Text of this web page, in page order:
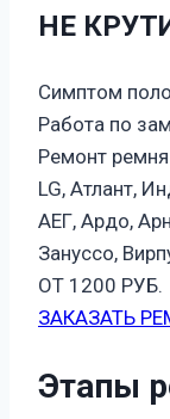
НЕ
Симптом
Работа по
Ремонт
LG, Атлант,
АЕГ, Ардо,
Зануссо,
ОТ 1200 РУБ.
ЗАКАЗАТЬ
Этапы